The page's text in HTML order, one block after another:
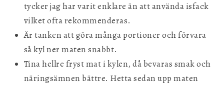
tycker jag har varit enklare än att använda isfack
vilket ofta rekommenderas.
Är tanken att göra många portioner och förvara
så kyl ner maten snabbt.
Tina hellre fryst mat i kylen, då bevaras smak och
näringsämnen bättre. Hetta sedan upp maten